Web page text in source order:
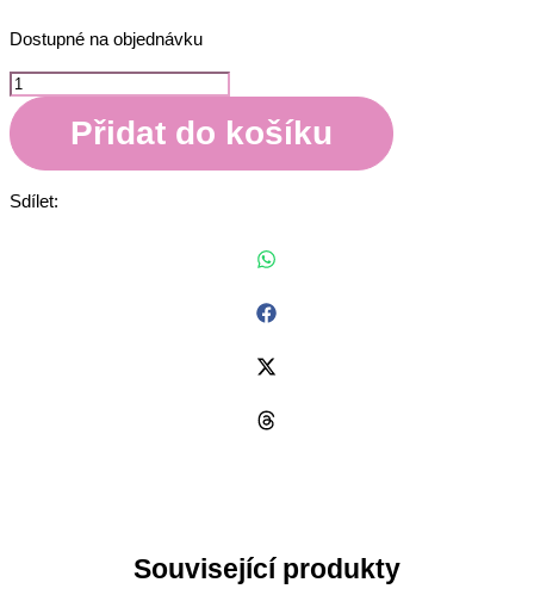
Dostupné na objednávku
Staročeský
věnec
UKÁZKA
množství
Přidat do košíku
Sdílet:
Související produkty